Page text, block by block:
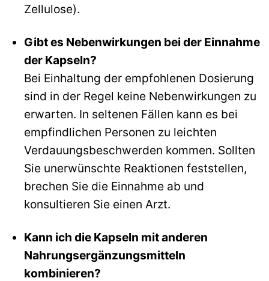
Zellulose).
Gibt es Nebenwirkungen bei der Einnahme
der Kapseln?
Bei Einhaltung der empfohlenen Dosierung
sind in der Regel keine Nebenwirkungen zu
erwarten. In seltenen Fällen kann es bei
empfindlichen Personen zu leichten
Verdauungsbeschwerden kommen. Sollten
Sie unerwünschte Reaktionen feststellen,
brechen Sie die Einnahme ab und
konsultieren Sie einen Arzt.
Kann ich die Kapseln mit anderen
Nahrungsergänzungsmitteln
kombinieren?